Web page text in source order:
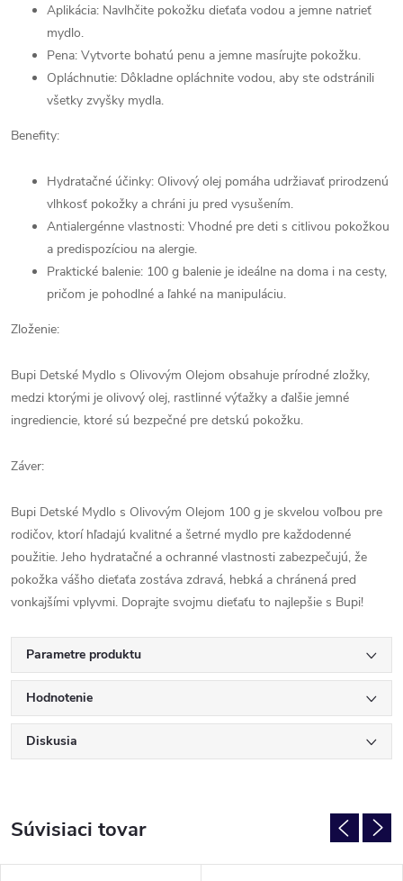
Aplikácia: Navlhčite pokožku dieťaťa vodou a jemne natrieť
mydlo.
Pena: Vytvorte bohatú penu a jemne masírujte pokožku.
Opláchnutie: Dôkladne opláchnite vodou, aby ste odstránili
všetky zvyšky mydla.
Benefity:
Hydratačné účinky: Olivový olej pomáha udržiavať prirodzenú
vlhkosť pokožky a chráni ju pred vysušením.
Antialergénne vlastnosti: Vhodné pre deti s citlivou pokožkou
a predispozíciou na alergie.
Praktické balenie: 100 g balenie je ideálne na doma i na cesty,
pričom je pohodlné a ľahké na manipuláciu.
Zloženie:
Bupi Detské Mydlo s Olivovým Olejom obsahuje prírodné zložky,
medzi ktorými je olivový olej, rastlinné výťažky a ďalšie jemné
ingrediencie, ktoré sú bezpečné pre detskú pokožku.
Záver:
Bupi Detské Mydlo s Olivovým Olejom 100 g je skvelou voľbou pre
rodičov, ktorí hľadajú kvalitné a šetrné mydlo pre každodenné
použitie. Jeho hydratačné a ochranné vlastnosti zabezpečujú, že
pokožka vášho dieťaťa zostáva zdravá, hebká a chránená pred
vonkajšími vplyvmi. Doprajte svojmu dieťaťu to najlepšie s Bupi!
Parametre produktu
Hodnotenie
Diskusia
Súvisiaci tovar